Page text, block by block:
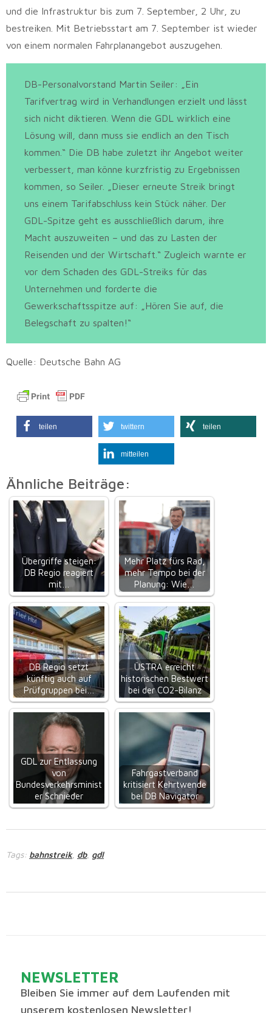
und die Infrastruktur bis zum 7. September, 2 Uhr, zu
bestreiken. Mit Betriebsstart am 7. September ist wieder
von einem normalen Fahrplanangebot auszugehen.
DB-Personalvorstand Martin Seiler: „Ein
Tarifvertrag wird in Verhandlungen erzielt und lässt
sich nicht diktieren. Wenn die GDL wirklich eine
Lösung will, dann muss sie endlich an den Tisch
kommen.“ Die DB habe zuletzt ihr Angebot weiter
verbessert, man könne kurzfristig zu Ergebnissen
kommen, so Seiler. „Dieser erneute Streik bringt
uns einem Tarifabschluss kein Stück näher. Der
GDL-Spitze geht es ausschließlich darum, ihre
Macht auszuweiten – und das zu Lasten der
Reisenden und der Wirtschaft.“ Zugleich warnte er
vor dem Schaden des GDL-Streiks für das
Unternehmen und forderte die
Gewerkschaftsspitze auf: „Hören Sie auf, die
Belegschaft zu spalten!“
Quelle: Deutsche Bahn AG
teilen twittern teilen
mitteilen
Ähnliche Beiträge:
Übergriffe steigen:
DB Regio reagiert
mit…
Mehr Platz fürs Rad,
mehr Tempo bei der
Planung: Wie…
DB Regio setzt
künftig auch auf
Prüfgruppen bei…
ÜSTRA erreicht
historischen Bestwert
bei der CO2-Bilanz
GDL zur Entlassung
von
Bundesverkehrsminist
er Schnieder
Fahrgastverband
kritisiert Kehrtwende
bei DB Navigator
Tags: bahnstreik, db, gdl
NEWSLETTER
Bleiben Sie immer auf dem Laufenden mit
unserem kostenlosen Newsletter!